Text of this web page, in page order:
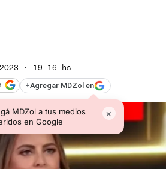
· 19:16 hs
+Agregar MDZol en
MDZol a tus medios
en Google
×